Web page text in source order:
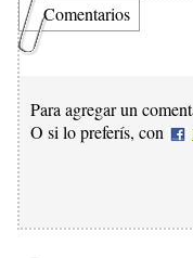
Comentarios
Para agregar un
O si lo preferís, con